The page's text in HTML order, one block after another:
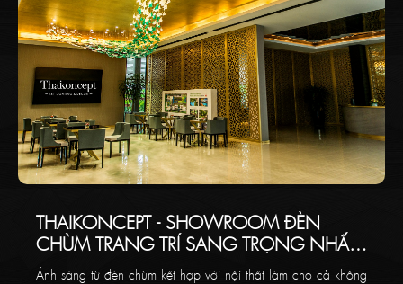
THAIKONCEPT - SHOWROOM ĐÈN
CHÙM TRANG TRÍ SANG TRỌNG NHẤT
VIỆT NAM
Ánh sáng từ đèn chùm kết hợp với nội thất làm cho cả không